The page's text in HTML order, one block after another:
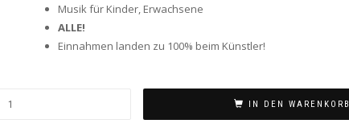
Musik für Kinder, Erwachsene
ALLE!
Einnahmen landen zu 100% beim Künstler!
IN DEN WARENKORB